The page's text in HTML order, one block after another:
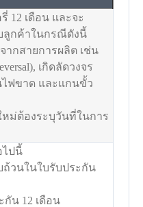
12 เดือน และจะ
ลูกค้าในกรณีดังนี้
ากสายการผลิต เช่น
เกิดลัดวงจร
ฟขาด และแกนขั้ว
หม่ต้องระบุวันที่ในการ
ไปนี้
ถ้วนในใบรับประกัน
กัน 12 เดือน